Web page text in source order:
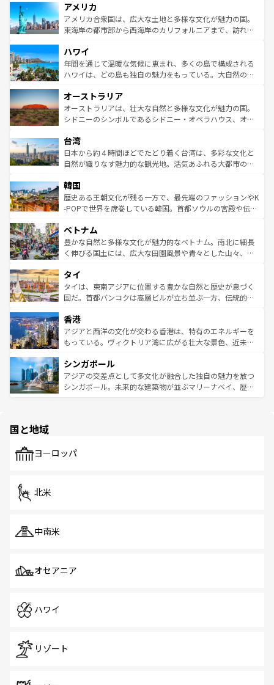
ンツ一覧を参照してほしい。
の建物がそのまま残る町や、スイスならではのユニークな
博物館もあり、アルプス観光だけでなく町歩きも満喫する
ことができる。国民の所得が高いため物価も高いが、旅行
ば市内交通費無料で観光を楽しむこともできる。 なお、新
着のスイス情報はコンテンツ一覧 を参照してほしい。
アメリカ
アメリカ合衆国は、広大な土地と多様な文化が魅力の国。
東海岸の都市部から西海岸のカリフォルニアまで、訪れる
のような巨大都市は、観光、ショッピング、エンターテイ
ンメントが詰まった刺激的なスポットだ。一方、アメリカ
西部には大自然が広がり、グランドキャニオンやイエロー
部のニューオーリンズでは、音楽と美食が融合した独特の
文化が魅力。旅行者はアメリカの各地域で異なる魅力を楽
しみながら、その多様性と豊かな歴史を感じることができ
ならではの贅沢な旅のスタイルだ。 なお、新着のアメリカ
情報はコンテンツ一覧を参照してほしい。
ハワイ
年間を通じて温暖な気候に恵まれ、多くの島で構成される
ハワイは、どの島も独自の魅力をもっている。大自然の神
ワイ島は見逃せない。また、定番の観光地といえばオアフ
島だが、静かな自然を求めるならマウイ島やカウアイ島が
おすすめ。エメラルドグリーンに輝く海をはじめ、豊かな
れるおもてなしの心で訪れる人々を迎えてくれるハワイの
人々、おいしいローカルフードやハワイアンミュージッ
ク、伝統的なフラダンスなど、すべてがハワイの魅力を彩
ワイを、存分に味わってほしい。 なお、新着のハワイ情報
はコンテンツ一覧を参照してほしい。
オーストラリア
オーストラリアは、壮大な自然と多様な文化が魅力の国。
シドニーのシンボルであるシドニー・オペラハウス、オー
リアリーフや大陸中央部にそびえるウルル（エアーズロッ
ク）、タスマニアの美しい原生林やケアンズの熱帯雨林な
ど、見どころがたくさん。また、カフェやワイン、オージ
いる。アクティビティも充実しており、サーフィンやダイ
ビング、ハイキングなど、アウトドア好きにはたまらな
い。オーストラリアの多彩な魅力を存分に味わいつくそ
参照してほしい。
台湾
日本から約４時間ほどでたどり着く台湾は、多彩な文化と
自然が織りなす魅力的な観光地。活気あふれる大都市の台
ン）、静ひつな山岳地帯である台湾東部など、都市の喧騒
と山間の静けさが共存しており、訪れる人に新しい発見と
驚きをもたらしてくれる。また、奥深い台湾の食文化も魅
容にもいいと評判のスイーツなど、バラエティ豊かな料理
が味わえる。 なお、新着の台湾情報は コンテンツ一覧を参
照してほしい。
韓国
歴史ある王朝文化が残る一方で、最先端のファッションやK
-POPで世界を席巻している韓国。首都ソウルの宮殿や伝統
き、地方に足を延ばせば四季折々の自然美を楽しむことが
できる。そして、キムチや焼肉、絶品のストリートフード
まで、さまざまな韓国料理が待っている。夜には、韓国な
リティに包まれながら、韓国の多彩な魅力を心ゆくまで味
わってみてほしい。 なお、新着の韓国情報はコンテンツ一
覧を参照してほしい。
ベトナム
豊かな自然と多様な文化が魅力的なベトナム。南北に細長
く伸びる国土には、広大な田園風景や青々とした山々、世
急速な発展と共に伝統が息づく。ハノイの古い町並みやホ
ーチミン市のフランス統治時代の建物も、独特の雰囲気を
醸し出している。また、バラエティの豊かさとおいしさで
とつ。フォーやバインミー、ベトナムコーヒーなどは、ぜ
ひ現地で味わいたい。どの地域を訪れてもあたたかい人々
が旅行者を迎えてくれるので、きっと忘れられない旅にな
参照してほしい。
タイ
タイは、東南アジアに位置する豊かな自然と歴史が息づく
国だ。首都バンコクは高層ビルが立ち並ぶ一方、伝統的な
の活気が交差している。北部ではチェンマイなどの山岳地
帯で自然と触れ合い、南部ではプーケットやクラビの美し
いビーチでリゾート気分を楽しむことができる。タイ料理
激する。気候は一年中温暖で、どの季節にも異なる楽しみ
が待っている。親しみやすいタイの人々、仏教を中心とし
た文化、そして多様な観光資源が、訪れる旅人を魅了し続
香港
アジアと西洋の文化が交わる香港は、特有のエネルギーを
もっている。ヴィクトリア湾に広がる壮大な景色、近未来
み、どこを訪れても感動するはず。観光スポットが密集し
ており、効率よく見どころを回れるのも魅力。息をのむよ
うな絶景から文化的な体験まで、香港を存分に楽しみ尽く
シンガポール
アジアの交差点として多文化が融合した独自の魅力を放つ
シンガポール。未来的な建築物が並ぶマリーナベイ、歴史
で、ホーカーズは地元の風情を楽しめる外せないスポット
国と地域
ヨーロッパ
北米
中南米
オセアニア
ハワイ
リゾート